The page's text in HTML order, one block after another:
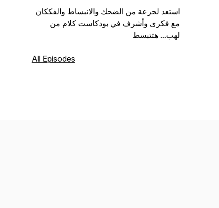
استعد لجرعة من الضحك والانبساط والفككان
مع فكرى وأشرف في بودكاست كلام من
لهب... هتتبسط
All Episodes